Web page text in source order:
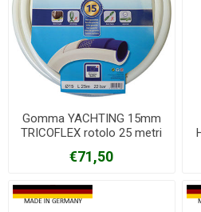
Gomma YACHTING 15mm
TRICOFLEX rotolo 25 metri
€71,50